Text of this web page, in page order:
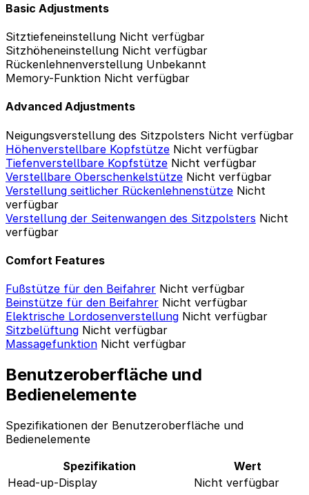
Basic Adjustments
Sitztiefeneinstellung Nicht verfügbar
Sitzhöheneinstellung Nicht verfügbar
Rückenlehnenverstellung Unbekannt
Memory-Funktion Nicht verfügbar
Advanced Adjustments
Neigungsverstellung des Sitzpolsters Nicht verfügbar
Höhenverstellbare Kopfstütze Nicht verfügbar
Tiefenverstellbare Kopfstütze Nicht verfügbar
Verstellbare Oberschenkelstütze Nicht verfügbar
Verstellung seitlicher Rückenlehnenstütze Nicht
verfügbar
Verstellung der Seitenwangen des Sitzpolsters Nicht
verfügbar
Comfort Features
Fußstütze für den Beifahrer Nicht verfügbar
Beinstütze für den Beifahrer Nicht verfügbar
Elektrische Lordosenverstellung Nicht verfügbar
Sitzbelüftung Nicht verfügbar
Massagefunktion Nicht verfügbar
Benutzeroberfläche und
Bedienelemente
Spezifikationen der Benutzeroberfläche und
Bedienelemente
Spezifikation
Wert
Head-up-Display
Nicht verfügbar